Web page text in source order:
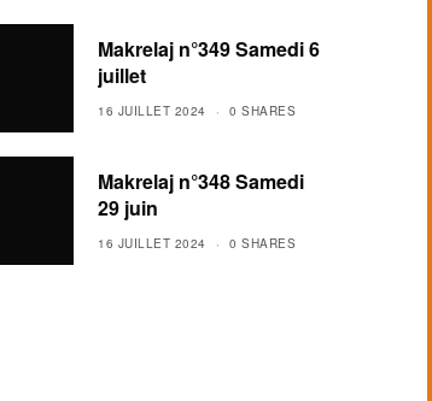
Makrelaj n°349 Samedi 6
juillet
16 JUILLET 2024 0 SHARES
Makrelaj n°348 Samedi
29 juin
16 JUILLET 2024 0 SHARES